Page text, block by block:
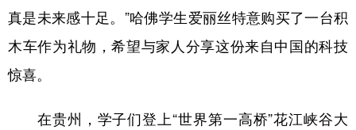
真是未来感十足。”哈佛学生爱丽丝特意购买了一台积
木车作为礼物，希望与家人分享这份来自中国的科技
惊喜。
在贵州，学子们登上“世界第一高桥”花江峡谷大